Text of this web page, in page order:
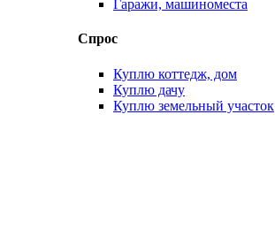
Гаражи, машиноместа
Спрос
Куплю коттедж, дом
Куплю дачу
Куплю земельный участок